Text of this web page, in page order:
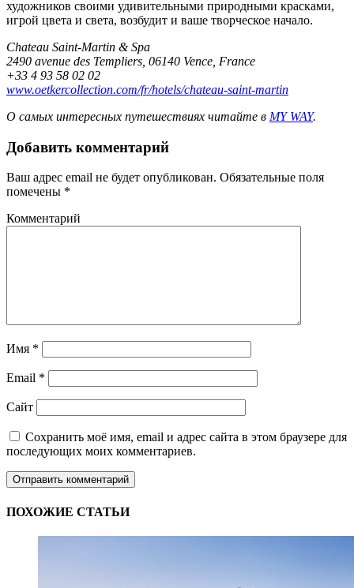
художников своими удивительными природными красками,
игрой цвета и света, возбудит и ваше творческое начало.
Chateau Saint-Martin & Spa
2490 avenue des Templiers, 06140 Vence, France
+33 4 93 58 02 02
www.oetkercollection.com/fr/hotels/chateau-saint-martin
О самых интересных путешествиях читайте в MY WAY.
Добавить комментарий
Ваш адрес email не будет опубликован. Обязательные поля
помечены *
Комментарий
Имя *
Email *
Сайт
Сохранить моё имя, email и адрес сайта в этом браузере для
последующих моих комментариев.
ПОХОЖИЕ СТАТЬИ